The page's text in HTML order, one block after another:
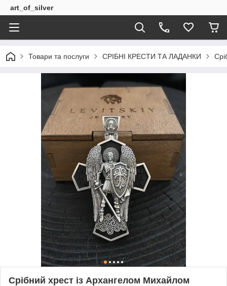
art_of_silver
Товари та послуги СРІБНІ КРЕСТИ ТА ЛАДАНКИ
Срібний хрест із Архангелом Михайлом